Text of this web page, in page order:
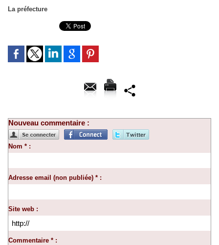
La préfecture
Nouveau commentaire :
Nom * :
Adresse email (non publiée) * :
Site web :
Commentaire * :